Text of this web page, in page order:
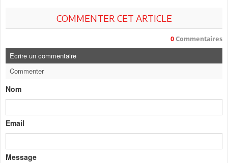
COMMENTER CET ARTICLE
0 Commentaires
Ecrire un commentaire
Commenter
Nom
Email
Message